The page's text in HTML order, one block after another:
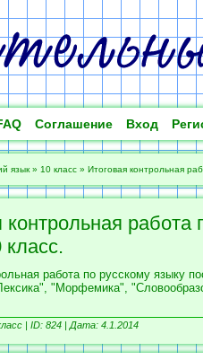
Соглашение Вход
язык » 10 класс » Итоговая контрольная
контрольная работа
класс.
работа по русскому языку
"Морфемика",
| ID: 824 | Дата: 4.1.2014